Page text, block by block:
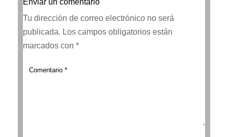
Enviar un comentario
Tu dirección de correo electrónico no será
publicada. Los campos obligatorios están
marcados con *